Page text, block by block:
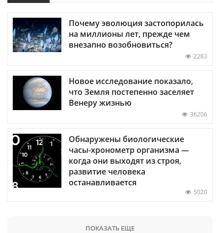
Почему эволюция застопорилась
на миллионы лет, прежде чем
внезапно возобновиться?
2283
Новое исследование показало,
что Земля постепенно заселяет
Венеру жизнью
36206
Обнаружены биологические
часы-хронометр организма —
когда они выходят из строя,
развитие человека
останавливается
5020
ПОКАЗАТЬ ЕЩЕ